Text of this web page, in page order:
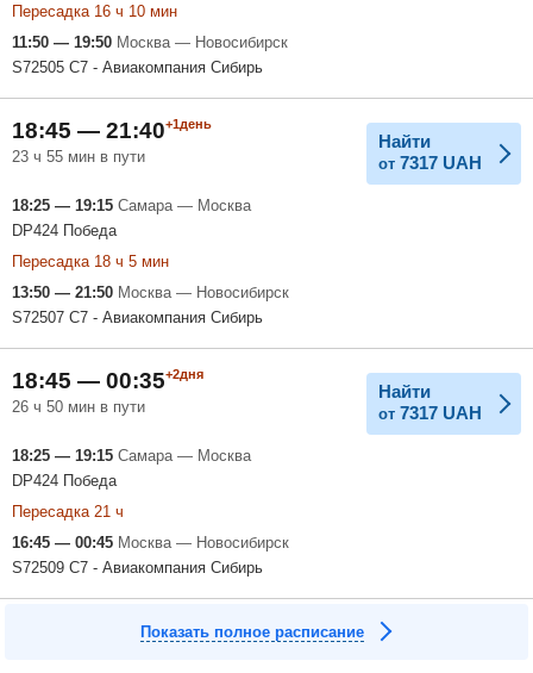
Пересадка 16 ч 10 мин
11:50 — 19:50 Москва — Новосибирск
S72505 С7 - Авиакомпания Сибирь
18:45 — 21:40+1день
23 ч 55 мин в пути
Найти
от 7317 UAH
18:25 — 19:15 Самара — Москва
DP424 Победа
Пересадка 18 ч 5 мин
13:50 — 21:50 Москва — Новосибирск
S72507 С7 - Авиакомпания Сибирь
18:45 — 00:35+2дня
26 ч 50 мин в пути
Найти
от 7317 UAH
18:25 — 19:15 Самара — Москва
DP424 Победа
Пересадка 21 ч
16:45 — 00:45 Москва — Новосибирск
S72509 С7 - Авиакомпания Сибирь
Показать полное расписание